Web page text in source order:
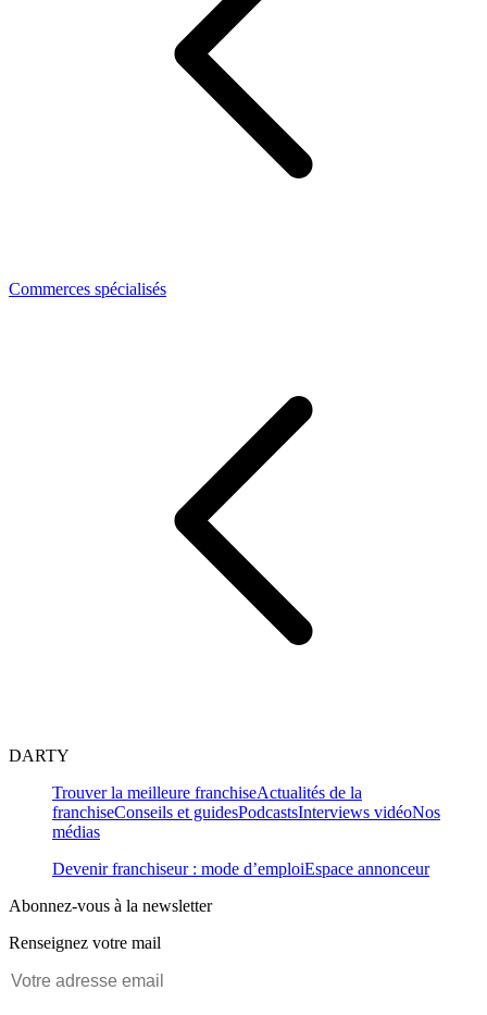
Commerces spécialisés
DARTY
Trouver la meilleure franchiseActualités de la
franchiseConseils et guidesPodcastsInterviews vidéoNos
médias
Devenir franchiseur : mode d’emploiEspace annonceur
Abonnez-vous à la newsletter
Renseignez votre mail